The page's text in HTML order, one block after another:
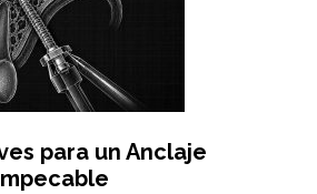
para un Anclaje